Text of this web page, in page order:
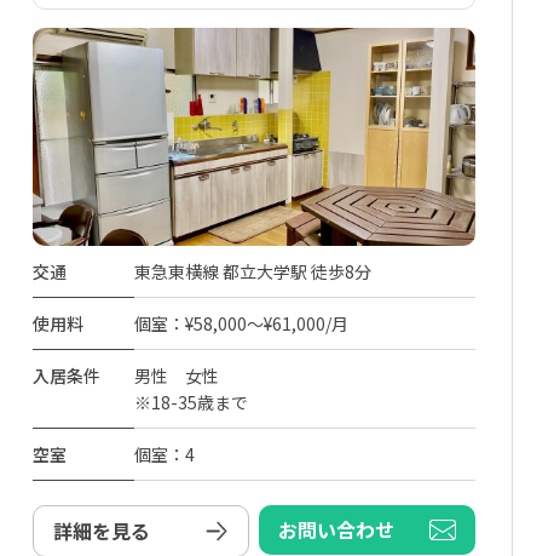
交通 東急東横線 都立大学駅 徒歩8分
使用料 個室：¥58,000～¥61,000/月
入居条件
男性 女性
※18-35歳まで
空室 個室：4
詳細を見る お問い合わせ